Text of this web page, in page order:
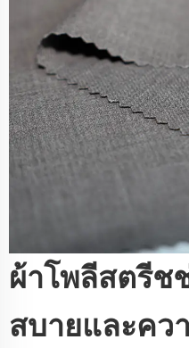
ผ้าโพลีสตรีช
สบายและคว